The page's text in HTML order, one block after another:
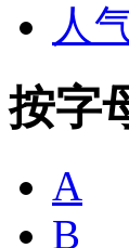
人
按字
A
B